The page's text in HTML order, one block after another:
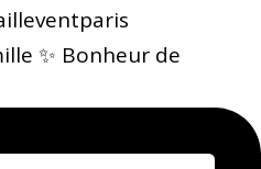
✨ Bonheur de